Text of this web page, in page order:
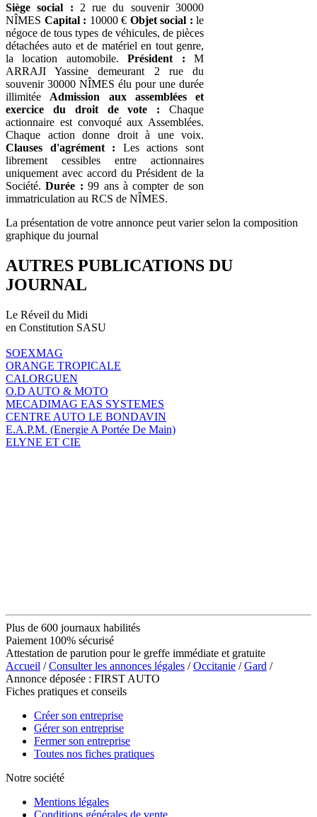
Siège social : 2 rue du souvenir 30000
NÎMES Capital : 10000 € Objet social : le
négoce de tous types de véhicules, de pièces
détachées auto et de matériel en tout genre,
la location automobile.Président : M
ARRAJI Yassine demeurant 2 rue du
souvenir 30000 NÎMES élu pour une durée
illimitée Admission aux assemblées et
exercice du droit de vote : Chaque
actionnaire est convoqué aux Assemblées.
Chaque action donne droit à une voix.
Clauses d'agrément : Les actions sont
librement cessibles entre actionnaires
uniquement avec accord du Président de la
Société.Durée : 99 ans à compter de son
immatriculation au RCS de NÎMES.
La présentation de votre annonce peut varier selon la composition
graphique du journal
AUTRES PUBLICATIONS DU
JOURNAL
Le Réveil du Midi
en Constitution SASU
SOEXMAG
ORANGE TROPICALE
CALORGUEN
O.D AUTO & MOTO
MECADIMAG EAS SYSTEMES
CENTRE AUTO LE BONDAVIN
E.A.P.M. (Energie A Portée De Main)
ELYNE ET CIE
Plus de 600 journaux habilités
Paiement 100% sécurisé
Attestation de parution pour le greffe immédiate et gratuite
Accueil /Consulter les annonces légales /Occitanie /Gard /
Annonce déposée : FIRST AUTO
Fiches pratiques et conseils
Créer son entreprise
Gérer son entreprise
Fermer son entreprise
Toutes nos fiches pratiques
Notre société
Mentions légales
Conditions générales de vente